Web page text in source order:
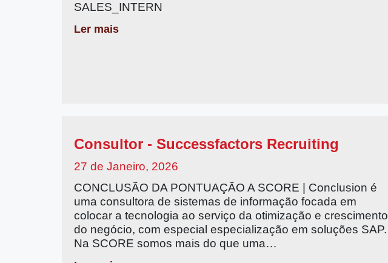
SALES_INTERN
Ler mais
Consultor - Successfactors Recruiting
27 de Janeiro, 2026
CONCLUSÃO DA PONTUAÇÃO A SCORE | Conclusion é
uma consultora de sistemas de informação focada em
colocar a tecnologia ao serviço da otimização e crescimento
do negócio, com especial especialização em soluções SAP.
Na SCORE somos mais do que uma…